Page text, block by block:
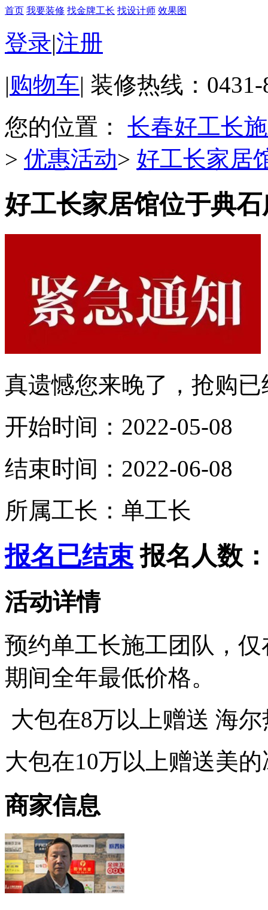
首页 我要装修 找金牌工长 找设计师 效果图
登录|注册
|购物车| 装修热线：0431-
您的位置： 长春好工长
> 优惠活动> 好工长家居
好工长家居馆位于典石
真遗憾您来晚了，抢购
开始时间：2022-05-08
结束时间：2022-06-08
所属工长：单工长
报名已结束 报名人数：
活动详情
预约单工长施工团队，
期间全年最低价格。
大包在8万以上赠送 海
大包在10万以上赠送美
商家信息